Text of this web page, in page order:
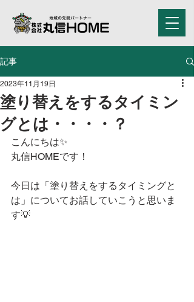
記事
塗り替えをするタイミン
グとは・・・・？
2023年11月19日
こんにちは✨
丸信HOMEです！
今日は「塗り替えをするタイミングと
は」についてお話していこうと思いま
す💡